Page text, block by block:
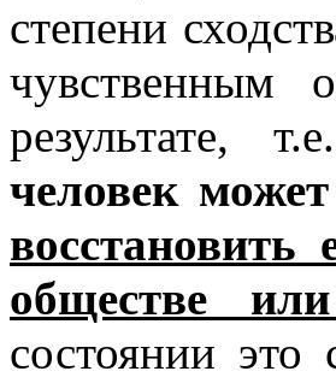
степени
чувственным
результате,
человек
обществе
состоянии это